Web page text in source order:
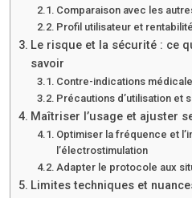
Comparaison avec les
Profil utilisateur et
Le risque et la sécurité : ce
savoir
Contre-indications
Précautions d’utilisation et
Maîtriser l’usage et ajuster
Optimiser la fréquence et
l’électrostimulation
Adapter le protocole aux
Limites techniques et